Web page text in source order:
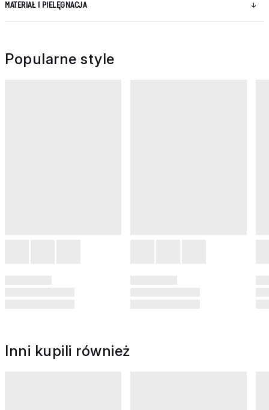
MATERIAŁ I PIELĘGNACJA
Popularne style
Inni kupili również